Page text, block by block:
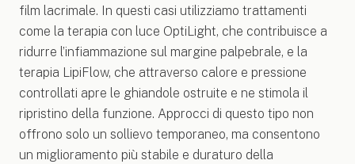
film lacrimale. In questi casi utilizziamo trattamenti
come la terapia con luce OptiLight, che contribuisce a
ridurre l’infiammazione sul margine palpebrale, e la
terapia LipiFlow, che attraverso calore e pressione
controllati apre le ghiandole ostruite e ne stimola il
ripristino della funzione. Approcci di questo tipo non
offrono solo un sollievo temporaneo, ma consentono
un miglioramento più stabile e duraturo della